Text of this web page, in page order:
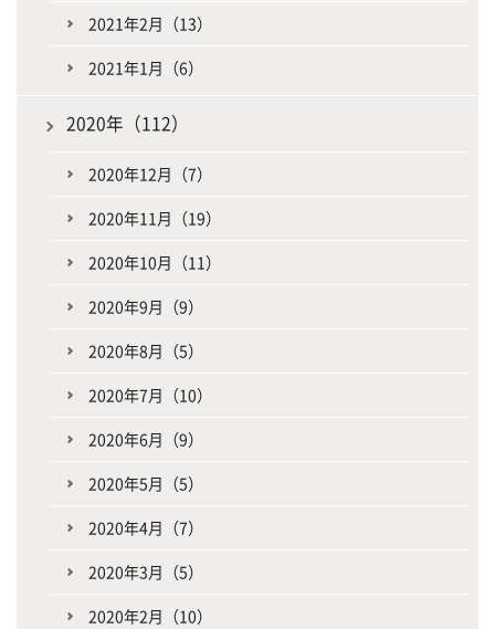
2021年2月（13）
2021年1月（6）
2020年（112）
2020年12月（7）
2020年11月（19）
2020年10月（11）
2020年9月（9）
2020年8月（5）
2020年7月（10）
2020年6月（9）
2020年5月（5）
2020年4月（7）
2020年3月（5）
2020年2月（10）